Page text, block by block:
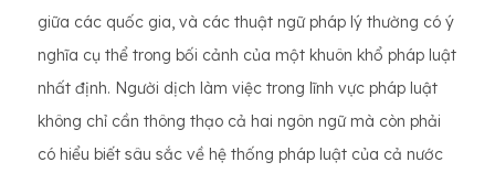
giữa các quốc gia, và các thuật ngữ pháp lý thường có ý
nghĩa cụ thể trong bối cảnh của một khuôn khổ pháp luật
nhất định. Người dịch làm việc trong lĩnh vực pháp luật
không chỉ cần thông thạo cả hai ngôn ngữ mà còn phải
có hiểu biết sâu sắc về hệ thống pháp luật của cả nước